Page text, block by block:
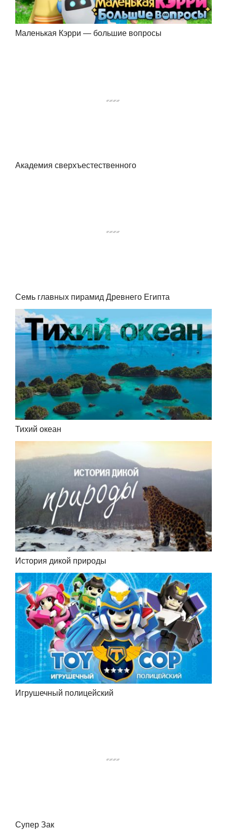
Маленькая Кэрри — большие вопросы
Академия сверхъестественного
Семь главных пирамид Древнего Египта
Тихий океан
История дикой природы
Игрушечный полицейский
Супер Зак